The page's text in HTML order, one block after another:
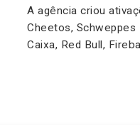
A agência criou
Cheetos, Schweppes
Caixa, Red Bull,